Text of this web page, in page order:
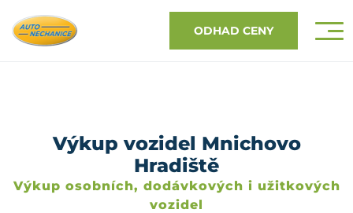
ODHAD CENY
Výkup vozidel Mnichovo
Hradiště
Výkup osobních, dodávkových i užitkových
vozidel